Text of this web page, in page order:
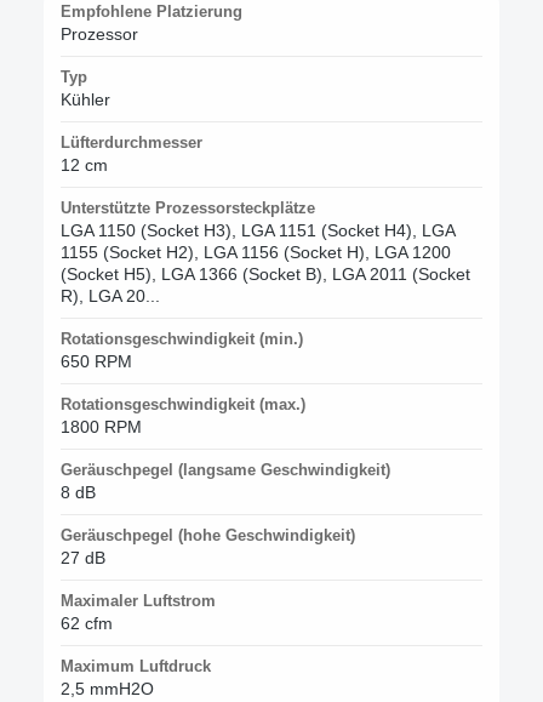
Empfohlene Platzierung
Prozessor
Typ
Kühler
Lüfterdurchmesser
12 cm
Unterstützte Prozessorsteckplätze
LGA 1150 (Socket H3), LGA 1151 (Socket H4), LGA
1155 (Socket H2), LGA 1156 (Socket H), LGA 1200
(Socket H5), LGA 1366 (Socket B), LGA 2011 (Socket
R), LGA 20...
Rotationsgeschwindigkeit (min.)
650 RPM
Rotationsgeschwindigkeit (max.)
1800 RPM
Geräuschpegel (langsame Geschwindigkeit)
8 dB
Geräuschpegel (hohe Geschwindigkeit)
27 dB
Maximaler Luftstrom
62 cfm
Maximum Luftdruck
2,5 mmH2O